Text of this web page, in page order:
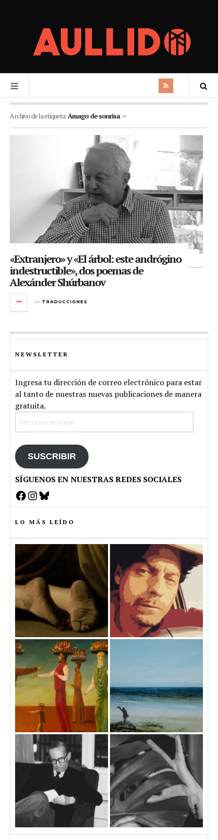
Archivo de la etiqueta:Amago de sonrisa
«Extranjero» y «El árbol: este andrógino
indestructible», dos poemas de
Alexánder Shúrbanov
en TRADUCCIONES
NEWSLETTER
Ingresa tu dirección de correo electrónico para estar
al tanto de nuestras nuevas publicaciones de manera
gratuita.
SUSCRIBIR
SÍGUENOS EN NUESTRAS REDES SOCIALES
Facebook
Instagram
Bluesky
LO MÁS LEÍDO